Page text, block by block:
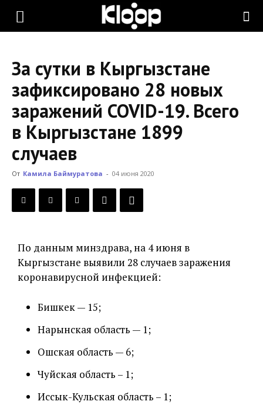
KLOOP.KG
Новости
Кыргызстана
За сутки в Кыргызстане
зафиксировано 28 новых
заражений COVID-19. Всего
в Кыргызстане 1899
случаев
От Камила Баймуратова - 04 июня 2020
По данным минздрава, на 4 июня в
Кыргызстане выявили 28 случаев заражения
коронавирусной инфекцией:
Бишкек— 15;
Нарынская область — 1;
Ошская область — 6;
Чуйская область – 1;
Иссык-Кульская область – 1;